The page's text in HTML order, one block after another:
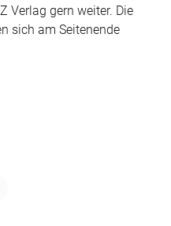
Verlag gern weiter. Die
sich am Seitenende